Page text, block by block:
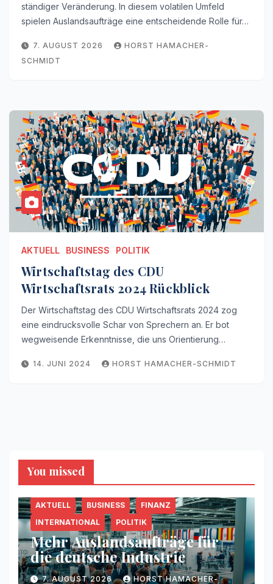
ständiger Veränderung. In diesem volatilen Umfeld
spielen Auslandsaufträge eine entscheidende Rolle für…
7. AUGUST 2026
HORST HAMACHER-
SCHMIDT
AKTUELL BUSINESS POLITIK
Wirtschaftstag des CDU
Wirtschaftsrats 2024 Rückblick
Der Wirtschaftstag des CDU Wirtschaftsrats 2024 zog
eine eindrucksvolle Schar von Sprechern an. Er bot
wegweisende Erkenntnisse, die uns Orientierung…
14. JUNI 2024 HORST HAMACHER-SCHMIDT
You missed
AKTUELL BUSINESS
FINANZ
INTERNATIONAL
POLITIK
Mehr Auslandsaufträge für
die deutsche Industrie
7. AUGUST 2026 HORST HAMACHER-